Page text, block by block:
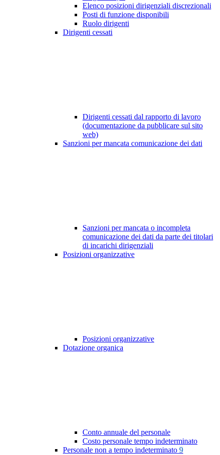
Elenco posizioni dirigenziali discrezionali
Posti di funzione disponibili
Ruolo dirigenti
Dirigenti cessati
Dirigenti cessati dal rapporto di lavoro
(documentazione da pubblicare sul sito
web)
Sanzioni per mancata comunicazione dei dati
Sanzioni per mancata o incompleta
comunicazione dei dati da parte dei titolari
di incarichi dirigenziali
Posizioni organizzative
Posizioni organizzative
Dotazione organica
Conto annuale del personale
Costo personale tempo indeterminato
Personale non a tempo indeterminato 9